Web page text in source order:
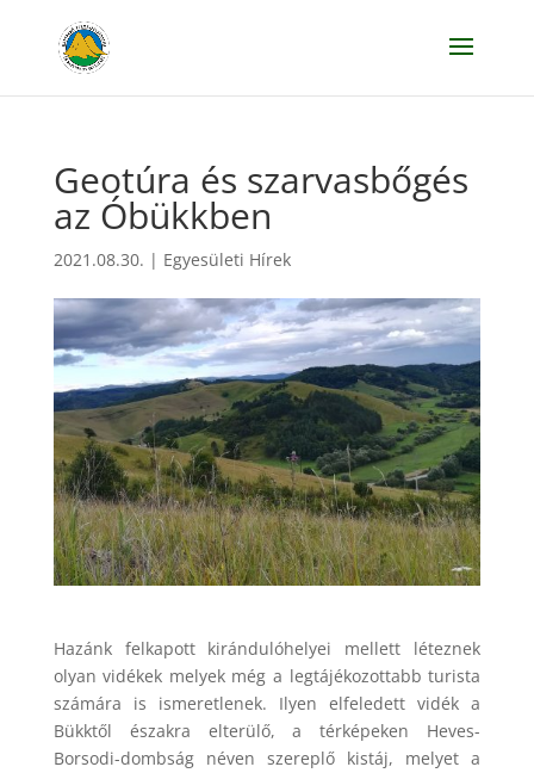
Geotúra és szarvasbőgés
az Óbükkben
2021.08.30. | Egyesületi Hírek
Hazánk felkapott kirándulóhelyei mellett léteznek
olyan vidékek melyek még a legtájékozottabb turista
számára is ismeretlenek. Ilyen elfeledett vidék a
Bükktől északra elterülő, a térképeken Heves-
Borsodi-dombság néven szereplő kistáj, melyet a